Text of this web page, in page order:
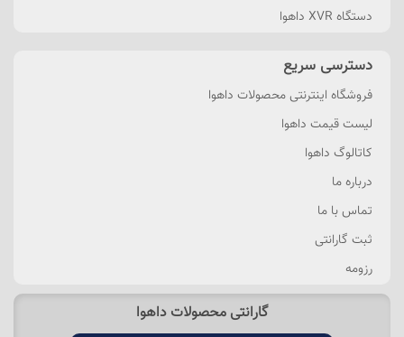
دستگاه XVR داهوا
دسترسی سریع
فروشگاه اینترنتی محصولات داهوا
لیست قیمت داهوا
کاتالوگ داهوا
درباره ما
تماس با ما
ثبت گارانتی
رزومه
گارانتی محصولات داهوا